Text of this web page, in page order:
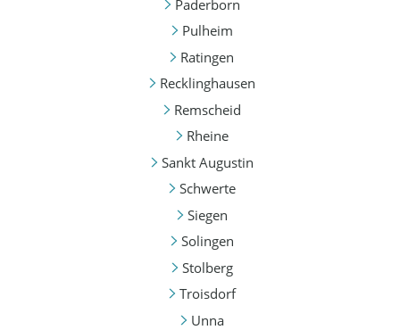
Paderborn
Pulheim
Ratingen
Recklinghausen
Remscheid
Rheine
Sankt Augustin
Schwerte
Siegen
Solingen
Stolberg
Troisdorf
Unna